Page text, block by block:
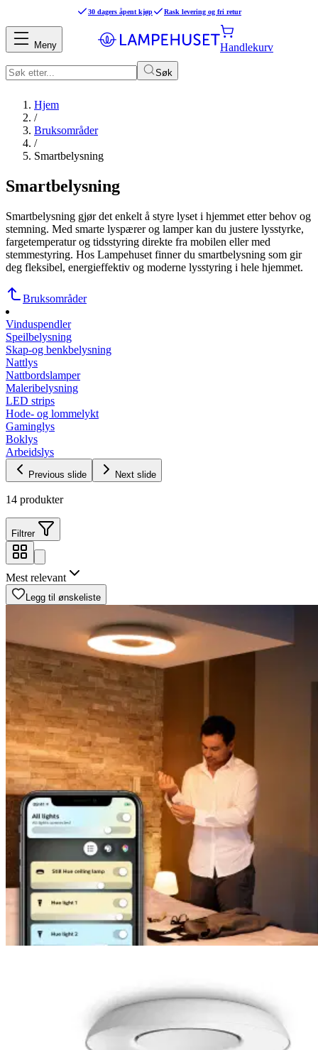
30 dagers åpent kjøp Rask levering og fri retur
Søk
Handlekurv
Meny
Hjem
/
Bruksområder
/
Smartbelysning
Smartbelysning
Smartbelysning gjør det enkelt å styre lyset i hjemmet etter behov og
stemning. Med smarte lyspærer og lamper kan du justere lysstyrke,
fargetemperatur og tidsstyring direkte fra mobilen eller med
stemmestyring. Hos Lampehuset finner du smartbelysning som gir
deg fleksibel, energieffektiv og moderne lysstyring i hele hjemmet.
Bruksområder
Vinduspendler
Speilbelysning
Skap-og benkbelysning
Nattlys
Nattbordslamper
Maleribelysning
LED strips
Hode- og lommelykt
Gaminglys
Boklys
Arbeidslys
Previous slide Next slide
14 produkter
Filtrer
Mest relevant
Legg til ønskeliste